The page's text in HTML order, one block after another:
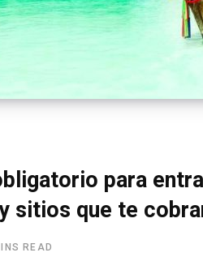
para
sitios que te
READ